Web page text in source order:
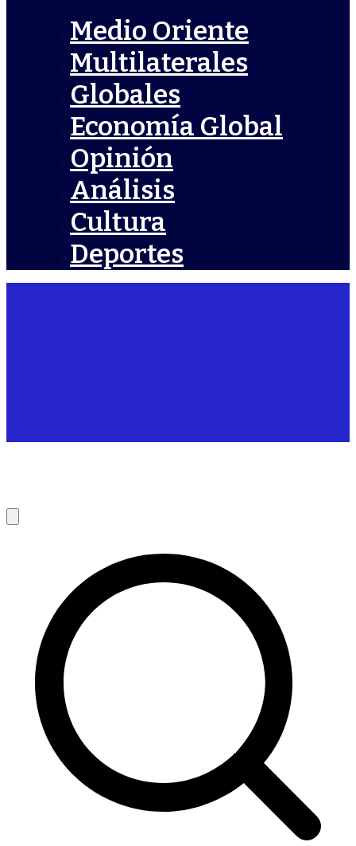
Medio Oriente
Multilaterales
Globales
Economía Global
Opinión
Análisis
Cultura
Deportes